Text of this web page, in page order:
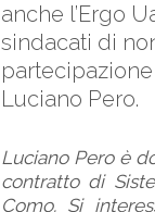
anche l’Ergo
sindacati di
Luciano Pero.
Luciano Pero è
contratto di
Como. Si